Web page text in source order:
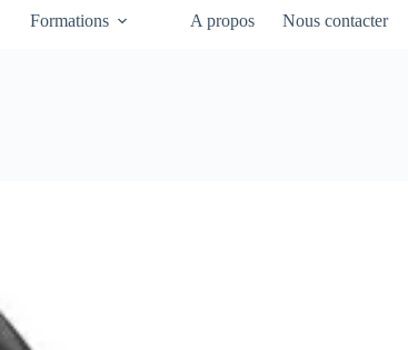
Formations A propos Nous contacter